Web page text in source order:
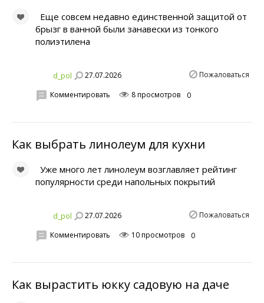
Еще совсем недавно единственной защитой от
брызг в ванной были занавески из тонкого
полиэтилена
d_pol 27.07.2026 Пожаловаться
Комментировать 8 просмотров 0
Как выбрать линолеум для кухни
Уже много лет линолеум возглавляет рейтинг
популярности среди напольных покрытий
d_pol 27.07.2026 Пожаловаться
Комментировать 10 просмотров 0
Как вырастить юкку садовую на даче